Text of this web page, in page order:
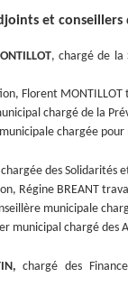
et conseillers
, chargé de la
Florent
chargé de la
chargée
chargée des Solidarités
Régine BREANT
municipale
municipal chargé des
chargé des